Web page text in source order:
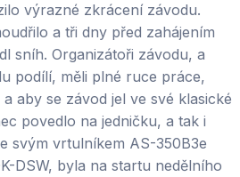
výrazné zkrácení závodu.
a tři dny před zahájením
sníh. Organizátoři závodu, a
podílí, měli plné ruce práce,
aby se závod jel ve své klasické
povedlo na jedničku, a tak i
svým vrtulníkem AS-350B3e
DSW, byla na startu nedělního